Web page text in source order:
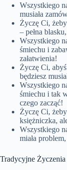
Wszystkiego
musiała
Życzę Ci,
– pełna
Wszystkiego
śmiechu i
załatwienia!
Życzę Ci,
będziesz
Wszystkiego
śmiechu i tak
czego zacząć!
Życzę Ci,
księżniczka,
Wszystkiego
miała
Tradycyjne